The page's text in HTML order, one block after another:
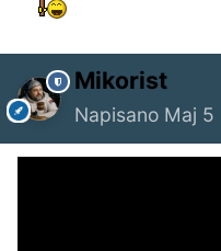
Mikorist
Napisano Maj 5